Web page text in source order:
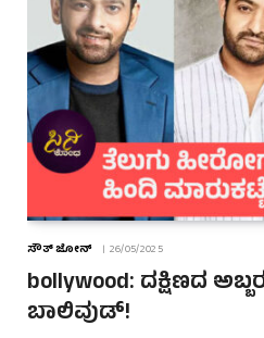
ಸೌತ್ ಜೋನ್ 26/05/2025
bollywood: ದಕ್ಷಿಣದ
ಬಾಲಿವುಡ್!